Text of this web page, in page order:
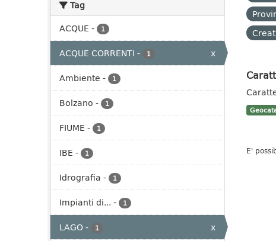
Tag
ACQUE - 1
ACQUE CORRENTI - 1
x
Ambiente - 1
Bolzano - 1
FIUME - 1
IBE - 1
Idrografia - 1
Impianti di... - 1
LAGO- 1
x
E'